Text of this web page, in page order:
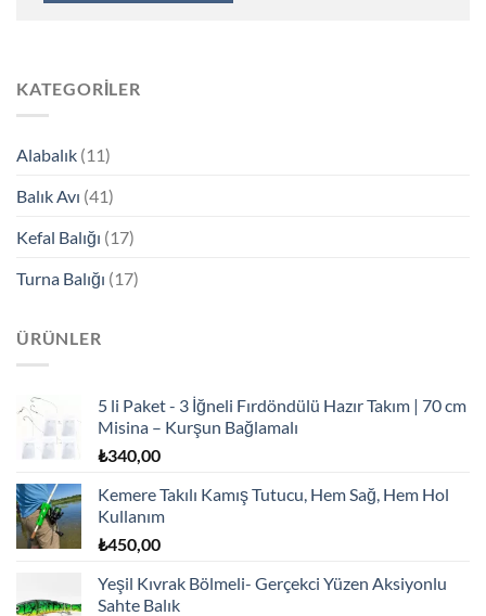
KATEGORILER
Alabalık (11)
Balık Avı (41)
Kefal Balığı (17)
Turna Balığı (17)
ÜRÜNLER
5 li Paket - 3 İğneli Fırdöndülü Hazır Takım | 70 cm
Misina – Kurşun Bağlamalı
₺340,00
Kemere Takılı Kamış Tutucu, Hem Sağ, Hem Hol
Kullanım
₺450,00
Yeşil Kıvrak Bölmeli- Gerçekci Yüzen Aksiyonlu
Sahte Balık